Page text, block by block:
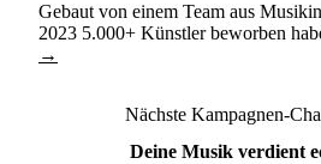
Gebaut von einem Team aus
2023 5.000+ Künstler beworben
→
Nächste Kampagnen-
Deine Musik verdient